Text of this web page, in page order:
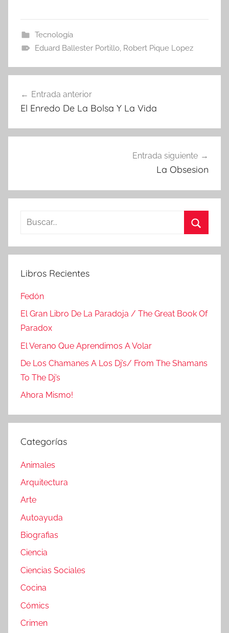
Tecnología
Eduard Ballester Portillo, Robert Pique Lopez
de
Entrada anterior
El Enredo De La Bolsa Y La Vida
Entrada siguiente
La Obsesion
Buscar:
Libros Recientes
Fedón
El Gran Libro De La Paradoja / The Great Book Of
Paradox
El Verano Que Aprendimos A Volar
De Los Chamanes A Los Dj’s/ From The Shamans
To The Dj’s
Ahora Mismo!
Categorías
Animales
Arquitectura
Arte
Autoayuda
Biografias
Ciencia
Ciencias Sociales
Cocina
Cómics
Crimen